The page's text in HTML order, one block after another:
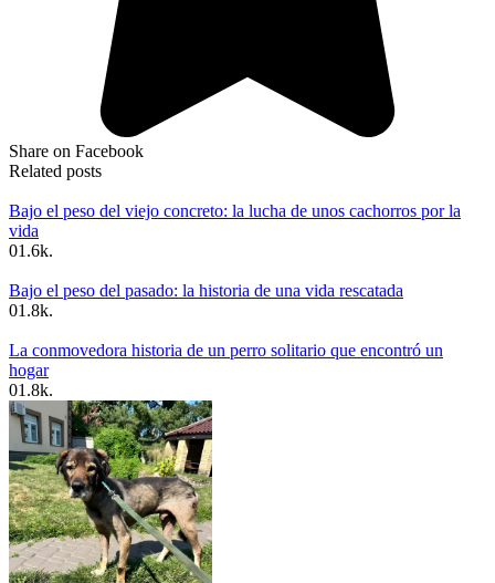
Share on Facebook
Related posts
Bajo el peso del viejo concreto: la lucha de unos cachorros por la
vida
01.6k.
Bajo el peso del pasado: la historia de una vida rescatada
01.8k.
La conmovedora historia de un perro solitario que encontró un
hogar
01.8k.